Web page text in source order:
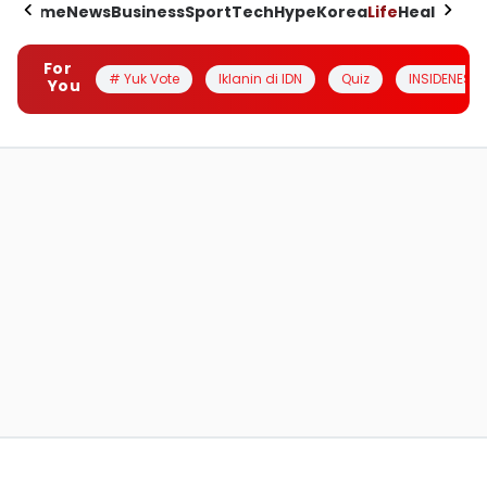
HomeNewsBusinessSportTechHypeKoreaLifeHealth
For
You
# Yuk Vote Iklanin di IDN Quiz INSIDENESIA